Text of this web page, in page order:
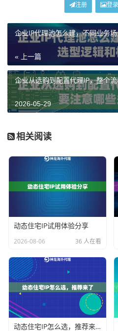
资源的覆盖范围与地理位置精
需要获取特定国家、地区甚至
服务商能否提供相应地理位
+国家/地区的全球资源网络，
分析或本地化测试不受地域限
和精准。
第三，服务的稳定与可靠性必
现。一个不稳定的代理IP服务
务商的技术架构和运维能力，
行。
协议支持与安全性
不
PS以及SOCKS5代理协议是
基本的加密保障？这对于保护
全，防止商业隐私泄露有直
的服务，能为不同的业务工具
方式。
管理与技术支持的便捷性也是
供易于使用的管理面板来查看
到技术问题时，能否获得及时
注册 登录
企业IP代理池怎么建，不同业务
« 上一篇
企业从选购到配置代理IP，整个
2026-05-29
相关阅读
动态住宅IP试用体验分享
2026-08-06 36 人在看
动态住宅IP怎么选，推荐来了